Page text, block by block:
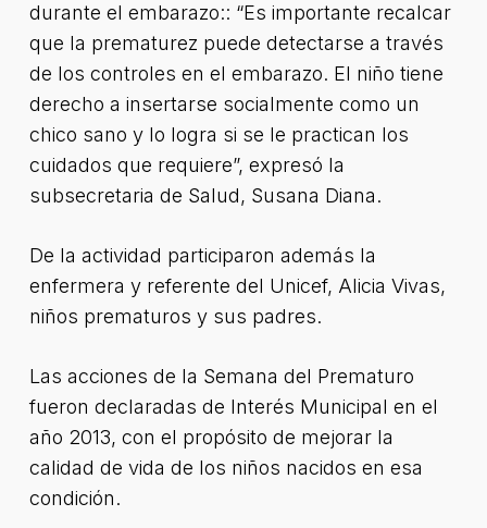
durante el embarazo:: “Es importante recalcar
que la prematurez puede detectarse a través
de los controles en el embarazo. El niño tiene
derecho a insertarse socialmente como un
chico sano y lo logra si se le practican los
cuidados que requiere”, expresó la
subsecretaria de Salud, Susana Diana.
De la actividad participaron además la
enfermera y referente del Unicef, Alicia Vivas,
niños prematuros y sus padres.
Las acciones de la Semana del Prematuro
fueron declaradas de Interés Municipal en el
año 2013, con el propósito de mejorar la
calidad de vida de los niños nacidos en esa
condición.